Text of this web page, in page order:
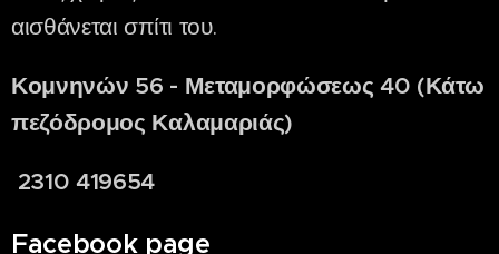
αισθάνεται σπίτι του.
Κομνηνών 56 - Μεταμορφώσεως 40 (Κάτω
πεζόδρομος Καλαμαριάς)
2310 419654
Facebook page